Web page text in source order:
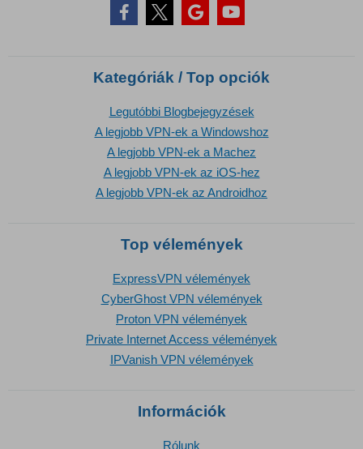
Kategóriák / Top opciók
Legutóbbi Blogbejegyzések
A legjobb VPN-ek a Windowshoz
A legjobb VPN-ek a Machez
A legjobb VPN-ek az iOS-hez
A legjobb VPN-ek az Androidhoz
Top vélemények
ExpressVPN vélemények
CyberGhost VPN vélemények
Proton VPN vélemények
Private Internet Access vélemények
IPVanish VPN vélemények
Információk
Rólunk